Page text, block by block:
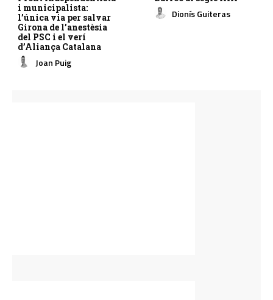
i municipalista:
l’única via per salvar
Girona de l’anestèsia
del PSC i el verí
d’Aliança Catalana
Joan Puig
Dionís Guiteras